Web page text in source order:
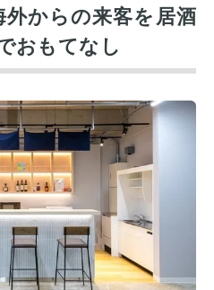
外からの来客を居酒
おもてなし